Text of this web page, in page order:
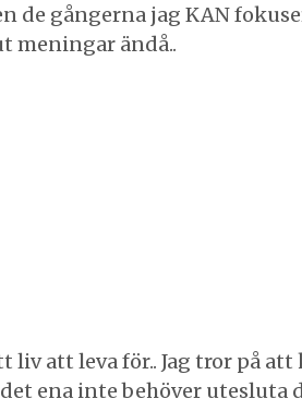
de gångerna jag KAN
meningar ändå..
liv att leva för.. Jag tror på att
ena inte behöver utesluta